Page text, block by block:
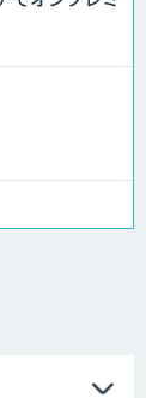
テム